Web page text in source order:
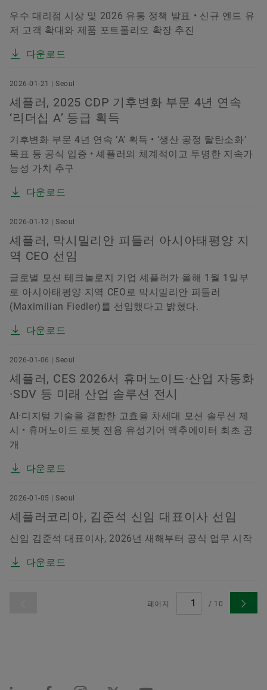
우수 대리점 시상 및 2026 유통 정책 발표 • 신규 엔드 유
저 고객 확대와 제품 포트폴리오 확장 추진
다운로드
2026-01-21 | Seoul
셰플러, 2025 CDP 기후변화 부문 4년 연속
‘리더십 A’ 등급 획득
기후변화 부문 4년 연속 ‘A’ 획득 • ‘생산 공정 탈탄소화’
목표 등 공식 입증 • 셰플러의 체계적이고 투명한 지속가
능성 가치 추구
다운로드
2026-01-12 | Seoul
셰플러, 막시밀리안 피들러 아시아태평양 지
역 CEO 선임
글로벌 모션 테크놀로지 기업 셰플러가 올해 1월 1일부
로 아시아태평양 지역 CEO로 막시밀리안 피들러
(Maximilian Fiedler)를 선임했다고 밝혔다.
다운로드
2026-01-06 | Seoul
셰플러, CES 2026서 휴머노이드·산업 자동화
·SDV 등 미래 산업 솔루션 전시
AI·디지털 기술을 결합한 고효율 차세대 모션 솔루션 제
시 • 휴머노이드 로봇 전용 유성기어 액추에이터 최초 공
개
다운로드
2026-01-05 | Seoul
셰플러코리아, 김준석 신임 대표이사 선임
신임 김준석 대표이사, 2026년 새해부터 공식 업무 시작
다운로드
페이지 / 10